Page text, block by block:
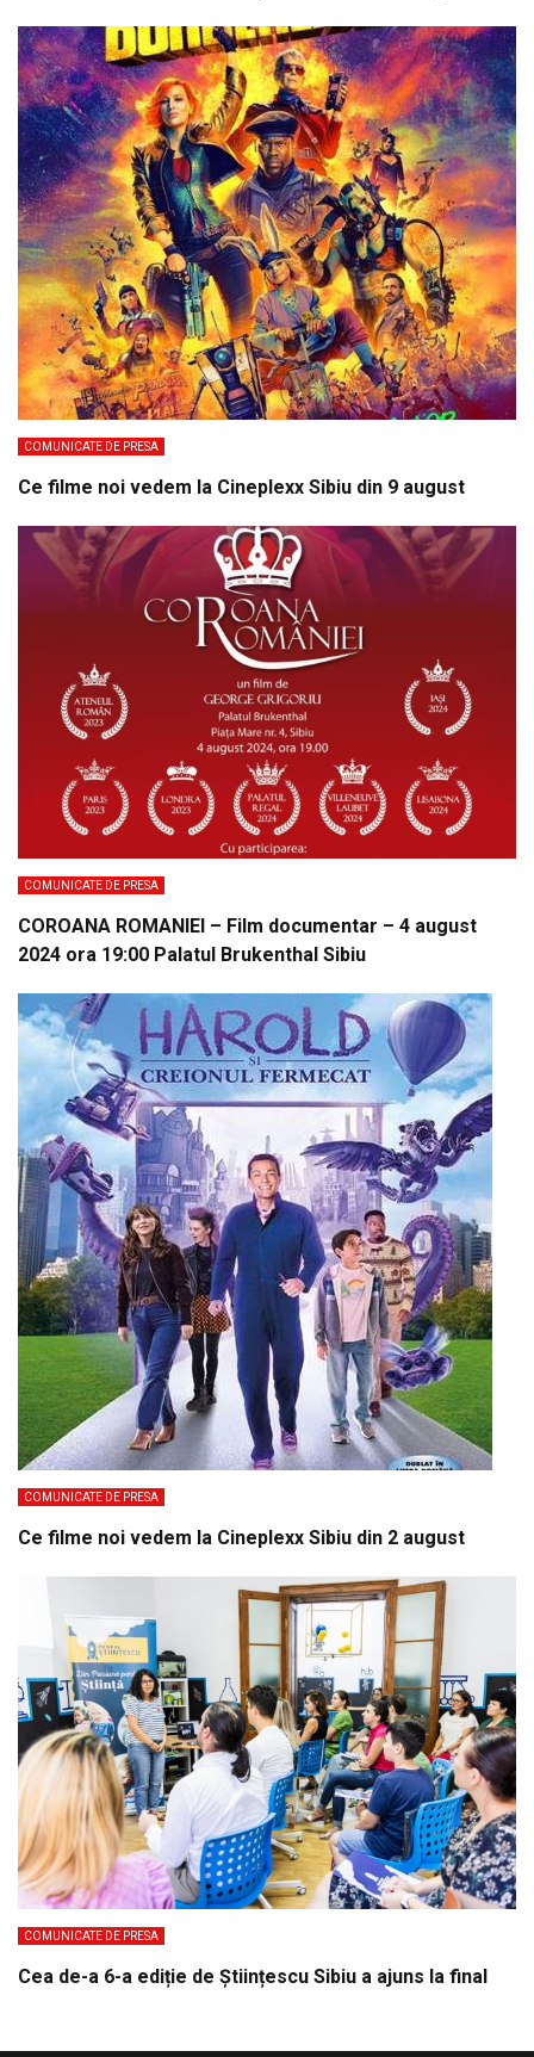
COMUNICATE DE PRESA
Ce filme noi vedem la Cineplexx Sibiu din 9 august
COMUNICATE DE PRESA
COROANA ROMANIEI – Film documentar – 4 august
2024 ora 19:00 Palatul Brukenthal Sibiu
COMUNICATE DE PRESA
Ce filme noi vedem la Cineplexx Sibiu din 2 august
COMUNICATE DE PRESA
Cea de-a 6-a ediție de Științescu Sibiu a ajuns la final